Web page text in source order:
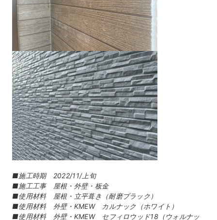
■施工時期 2022/11/上旬
■施工工事 屋根・外壁・板金
■使用材料 屋根・立平葺き（耐磨ブラック）
■使用材料 外壁・KMEW カルナック（ホワイト）
■使用材料 外壁・KMEW セフィロウッド18（ウォルナッ